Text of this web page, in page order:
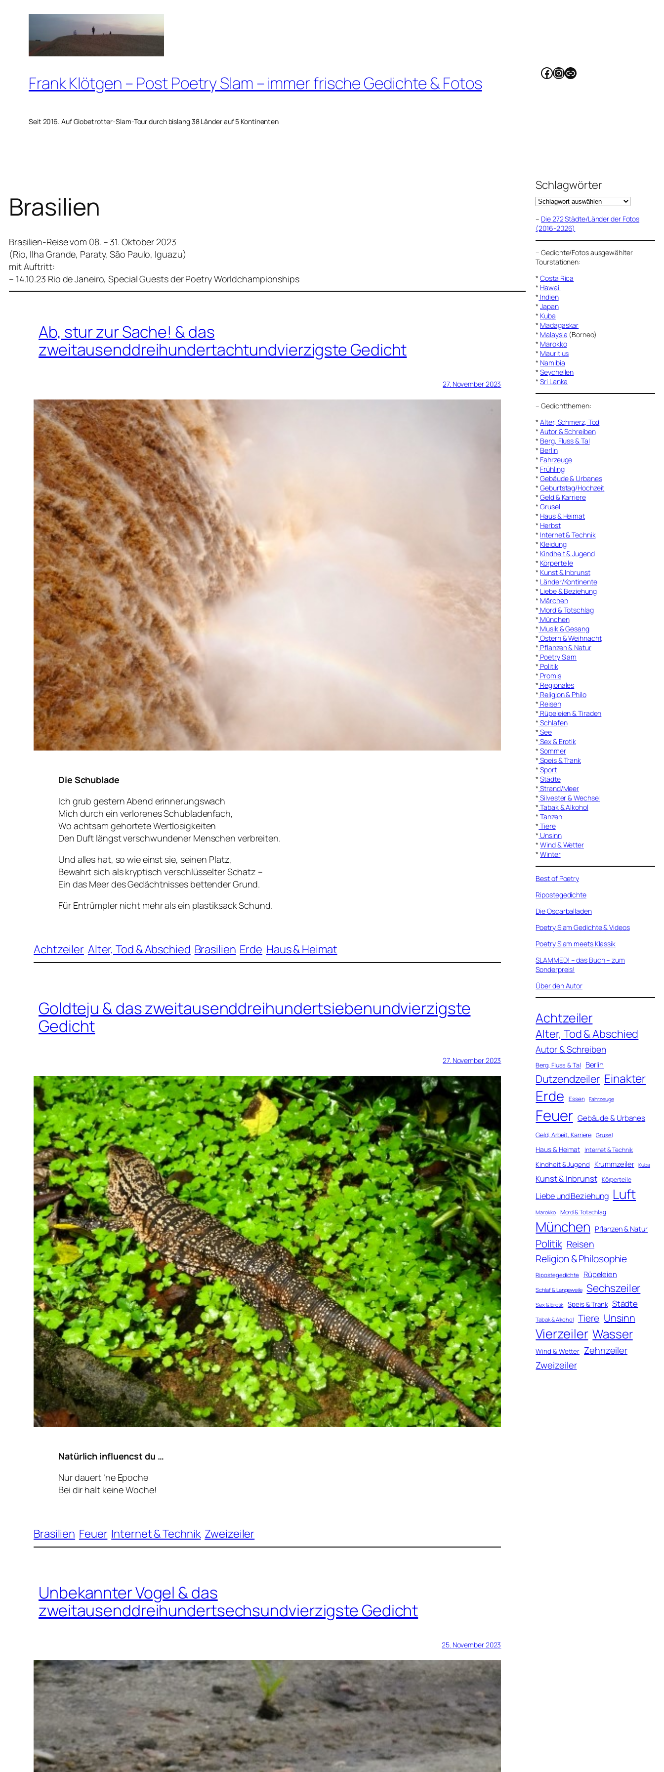
springen
Frank Klötgen – Post Poetry Slam – immer frische Gedichte & Fotos
Seit 2016. Auf Globetrotter-Slam-Tour durch bislang 38 Länder auf 5 Kontinenten
Facebook
Instagram
Link
Brasilien
Brasilien-Reise vom 08. – 31. Oktober 2023
(Rio, Ilha Grande, Paraty, São Paulo, Iguazu)
mit Auftritt:
– 14.10.23 Rio de Janeiro, Special Guests der Poetry Worldchampionships
Ab, stur zur Sache! & das
zweitausenddreihundertachtundvierzigste Gedicht
27. November 2023
Die Schublade
Ich grub gestern Abend erinnerungswach
Mich durch ein verlorenes Schubladenfach,
Wo achtsam gehortete Wertlosigkeiten
Den Duft längst verschwundener Menschen verbreiten.
Und alles hat, so wie einst sie, seinen Platz,
Bewahrt sich als kryptisch verschlüsselter Schatz –
Ein das Meer des Gedächtnisses bettender Grund.
Für Entrümpler nicht mehr als ein plastiksack Schund.
Achtzeiler Alter, Tod & Abschied Brasilien Erde Haus & Heimat
Goldteju & das zweitausenddreihundertsiebenundvierzigste
Gedicht
27. November 2023
Natürlich influencst du …
Nur dauert ’ne Epoche
Bei dir halt keine Woche!
Brasilien Feuer Internet & Technik Zweizeiler
Unbekannter Vogel & das
zweitausenddreihundertsechsundvierzigste Gedicht
25. November 2023
Schlagwörter
– Die 272 Städte/Länder der Fotos
(2016-2026)
–Gedichte/Fotos ausgewählter
Tourstationen:
*Costa Rica
* Hawaii
* Indien
*Japan
* Kuba
* Madagaskar
* Malaysia (Borneo)
* Marokko
* Mauritius
* Namibia
*Seychellen
*Sri Lanka
–Gedichtthemen:
*Alter, Schmerz, Tod
*Autor & Schreiben
* Berg, Fluss & Tal
* Berlin
* Fahrzeuge
* Frühling
*Gebäude & Urbanes
*Geburtstag/Hochzeit
*Geld & Karriere
*Grusel
* Haus & Heimat
* Herbst
* Internet & Technik
* Kleidung
* Kindheit & Jugend
* Körperteile
* Kunst & Inbrunst
* Länder/Kontinente
* Liebe & Beziehung
* Märchen
* Mord & Totschlag
* München
* Musik & Gesang
* Ostern & Weihnacht
* Pflanzen & Natur
* Poetry Slam
* Politik
* Promis
* Regionales
* Religion & Philo
* Reisen
* Rüpeleien & Tiraden
* Schlafen
* See
* Sex & Erotik
*Sommer
* Speis & Trank
* Sport
*Städte
* Strand/Meer
* Silvester & Wechsel
* Tabak & Alkohol
* Tanzen
* Tiere
* Unsinn
*Wind & Wetter
*Winter
Best of Poetry
Ripostegedichte
Die Oscarballaden
Poetry Slam Gedichte & Videos
Poetry Slam meets Klassik
SLAMMED! – das Buch – zum
Sonderpreis!
Über den Autor
Achtzeiler
Alter, Tod & Abschied
Autor & Schreiben
Berg, Fluss & Tal Berlin
Dutzendzeiler Einakter
Erde Essen Fahrzeuge
Feuer Gebäude & Urbanes
Geld, Arbeit, Karriere Grusel
Haus & Heimat Internet & Technik
Kindheit & Jugend Krummzeiler Kuba
Kunst & Inbrunst Körperteile
Liebe und Beziehung Luft
Marokko Mord & Totschlag
München Pflanzen & Natur
Politik Reisen
Religion & Philosophie
Ripostegedichte Rüpeleien
Schlaf & Langeweile Sechszeiler
Sex & Erotik Speis & Trank Städte
Tabak & Alkohol Tiere Unsinn
Vierzeiler Wasser
Wind & Wetter Zehnzeiler
Zweizeiler